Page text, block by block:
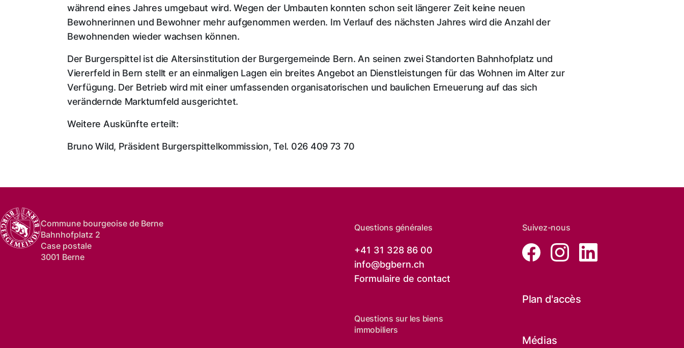
während eines Jahres umgebaut wird. Wegen der Umbauten konnten schon seit längerer Zeit keine neuen
Bewohnerinnen und Bewohner mehr aufgenommen werden. Im Verlauf des nächsten Jahres wird die Anzahl der
Bewohnenden wieder wachsen können.
Der Burgerspittel ist die Altersinstitution der Burgergemeinde Bern. An seinen zwei Standorten Bahnhofplatz und
Viererfeld in Bern stellt er an einmaligen Lagen ein breites Angebot an Dienstleistungen für das Wohnen im Alter zur
Verfügung. Der Betrieb wird mit einer umfassenden organisatorischen und baulichen Erneuerung auf das sich
verändernde Marktumfeld ausgerichtet.
Weitere Auskünfte erteilt:
Bruno Wild, Präsident Burgerspittelkommission, Tel. 026 409 73 70
Commune bourgeoise de Berne
Bahnhofplatz 2
Case postale
3001 Berne
Questions générales
+41 31 328 86 00
info@bgbern.ch
Formulaire de contact
Questions sur les biens
immobiliers
Suivez-nous
Plan d'accès
Médias